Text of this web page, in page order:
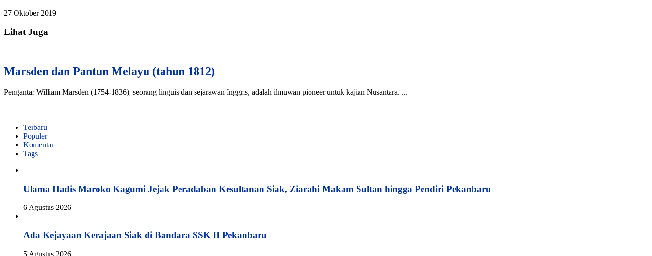
27 Oktober 2019
Lihat Juga
Marsden dan Pantun Melayu (tahun 1812)
Pengantar William Marsden (1754-1836), seorang linguis dan sejarawan Inggris, adalah ilmuwan pioneer untuk kajian Nusantara. ...
Terbaru
Populer
Komentar
Tags
Ulama Hadis Maroko Kagumi Jejak Peradaban Kesultanan Siak, Ziarahi Makam Sultan hingga Pendiri Pekanbaru
6 Agustus 2026
Ada Kejayaan Kerajaan Siak di Bandara SSK II Pekanbaru
5 Agustus 2026